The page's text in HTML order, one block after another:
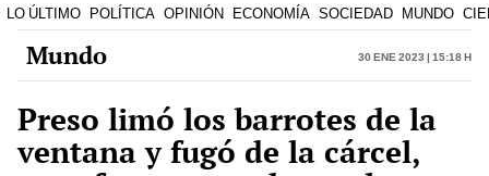
LO ÚLTIMO POLÍTICA OPINIÓN ECONOMÍA SOCIEDAD MUNDO
Mundo 30 Ene 2023 | 15:18 h
Preso limó los barrotes de la
ventana y fugó de la cárcel,